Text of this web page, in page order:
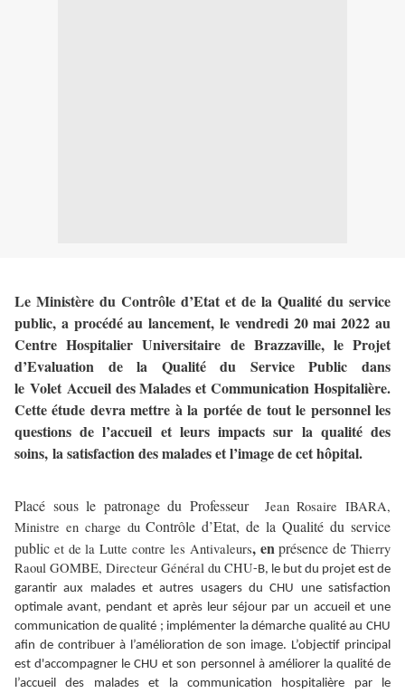
Le Ministère du Contrôle d’Etat et de la Qualité du service
public, a procédé au lancement, le vendredi 20 mai 2022 au
Centre Hospitalier Universitaire de Brazzaville, le Projet
d’Evaluation de la Qualité du Service Public dans
le Volet Accueil des Malades et Communication Hospitalière.
Cette étude devra mettre à la portée de tout le personnel les
questions de l’accueil et leurs impacts sur la qualité des
soins, la satisfaction des malades et l’image de cet hôpital.
Placé sous le patronage du Professeur
Jean Rosaire IBARA,
Ministre en charge du Contrôle d’Etat, de la Qualité du service
public et de la Lutte contre les Antivaleurs, enprésence de Thierry
Raoul GOMBE, Directeur Général du CHU-B, le but du projet est de
garantir aux malades et autres usagers du CHU une satisfaction
optimale avant, pendant et après leur séjour par un accueil et une
communication de qualité ; implémenter la démarche qualité au CHU
afin de contribuer à l’amélioration de son image. L’objectif principal
est d'accompagner le CHU et son personnel à améliorer la qualité de
l’accueil des malades et la communication hospitalière par le